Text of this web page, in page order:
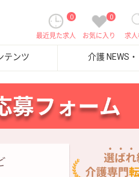
求
0
お気に入り
0
最近見た求人
テンツ 介護 NEWS